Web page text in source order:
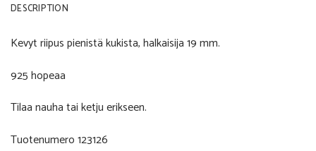
DESCRIPTION
Kevyt riipus pienistä kukista, halkaisija 19 mm.
925 hopeaa
Tilaa nauha tai ketju erikseen.
Tuotenumero 123126